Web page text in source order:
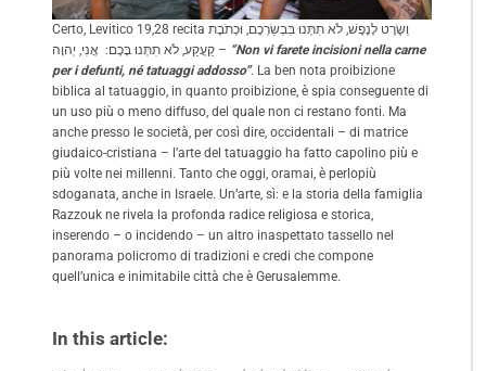
Certo, Levitico 19,28 recita וְשֶׂרֶט לָנֶפֶשׁ, לֹא תִתְּנוּ בִּבְשַׂרְכֶם, וּכְתֹבֶת
קַעֲקַע, לֹא תִתְּנוּ בָּכֶם: אֲנִי, יְהוָה – “Non vi farete incisioni nella carne
per i defunti, né tatuaggi addosso”. La ben nota proibizione
biblica al tatuaggio, in quanto proibizione, è spia conseguente di
un uso più o meno diffuso, del quale non ci restano fonti. Ma
anche presso le società, per così dire, occidentali – di matrice
giudaico-cristiana – l’arte del tatuaggio ha fatto capolino più e
più volte nei millenni. Tanto che oggi, oramai, è perlopiù
sdoganata, anche in Israele. Un’arte, sì: e la storia della famiglia
Razzouk ne rivela la profonda radice religiosa e storica,
inserendo – o incidendo – un altro inaspettato tassello nel
panorama policromo di tradizioni e credi che compone
quell’unica e inimitabile città che è Gerusalemme.
In this article: